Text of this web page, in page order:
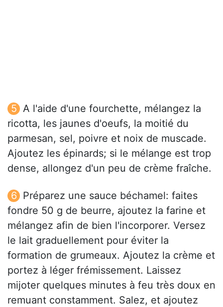
A l'aide d'une fourchette, mélangez la
ricotta, les jaunes d'oeufs, la moitié du
parmesan, sel, poivre et noix de muscade.
Ajoutez les épinards; si le mélange est trop
dense, allongez d'un peu de crème fraîche.
Préparez une sauce béchamel: faites
fondre 50 g de beurre, ajoutez la farine et
mélangez afin de bien l'incorporer. Versez
le lait graduellement pour éviter la
formation de grumeaux. Ajoutez la crème et
portez à léger frémissement. Laissez
mijoter quelques minutes à feu très doux en
remuant constamment. Salez, et ajoutez